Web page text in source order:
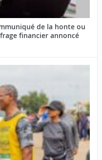
de la honte ou
financier annoncé